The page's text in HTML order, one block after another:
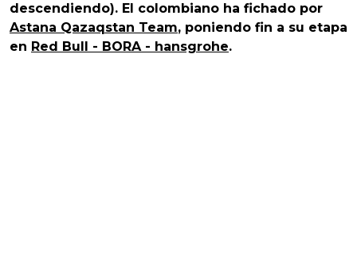
descendiendo). El colombiano ha fichado por
Astana Qazaqstan Team, poniendo fin a su etapa
en Red Bull - BORA - hansgrohe.